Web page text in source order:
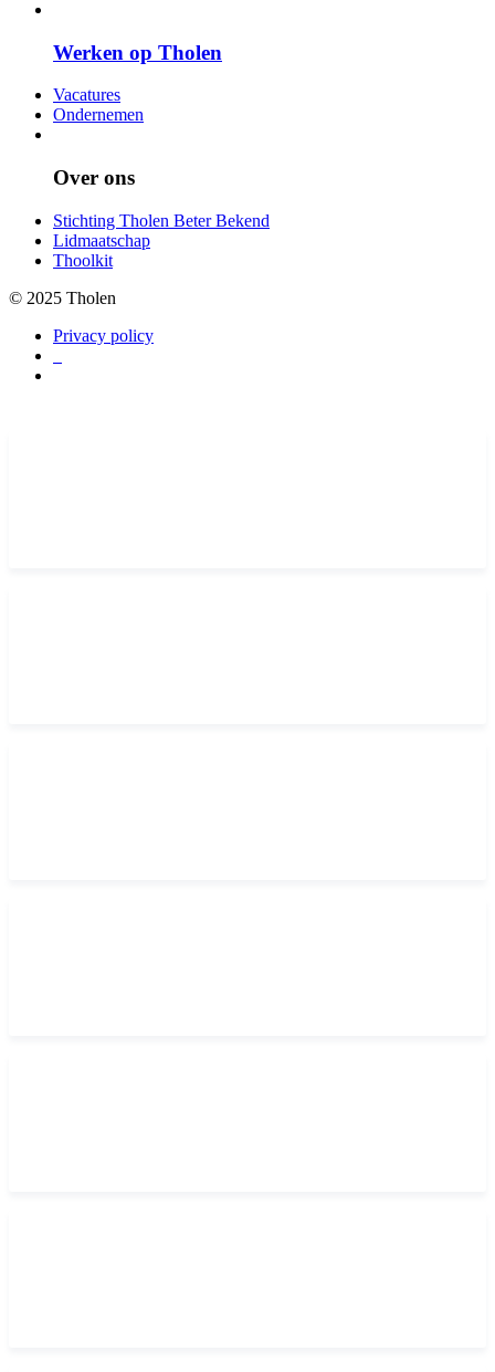
Werken op Tholen
Vacatures
Ondernemen
Over ons
Stichting Tholen Beter Bekend
Lidmaatschap
Thoolkit
© 2025 Tholen
Privacy policy